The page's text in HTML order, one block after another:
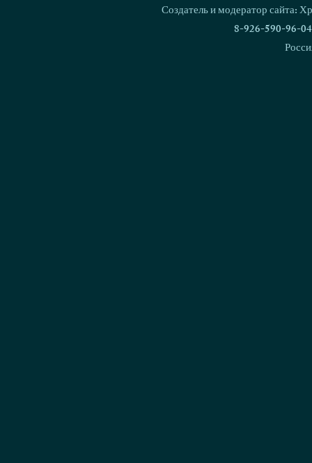
Давыдова с
званий!
Создатель и модератор сайта:
8-926-590-96-